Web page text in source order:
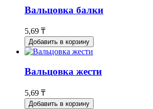
Вальцовка балки
5,69 ₸
Добавить в корзину
Вальцовка жести
5,69 ₸
Добавить в корзину